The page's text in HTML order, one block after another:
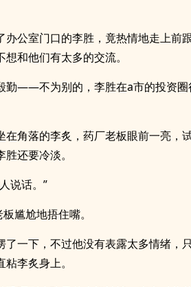
公室门口的李胜，竟热情地走上前
和他们有太多的交流。
勤——不为别的，李胜在a市的投资圈
在角落的李炙，药厂老板眼前一亮，
还要冷淡。
说话。”
尴尬地捂住嘴。
一下，不过他没有表露太多情绪，
李炙身上。